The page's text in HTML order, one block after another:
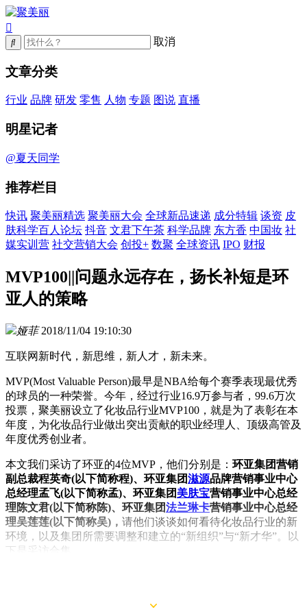
取消
文章分类
行业 品牌 研发 零售 人物 专题 图说 直播
明星记者
@夏天同学
推荐栏目
快讯 聚美丽精选 聚美丽大会 全球新品速递 成分特辑 谈资 皮
肤科学百人论坛 抖音 文君下午茶 科学品牌 东方香 中国妆 社
媒实训营 社交营销大会 创投+ 数聚 全球资讯 IPO 财报
MVP100||问题永远存在，扬长补短是环
亚人的策略
娅菲 2018/11/04 19:10:30
互联网新时代，新思维，新人才，新未来。
MVP(Most Valuable Person)最早是NBA给每个赛季表现最优秀
的球员的一种荣誉。今年，经过行业16.9万参与者，99.6万次
投票，聚美丽设立了化妆品行业MVP100，就是为了表彰在本
年度，为化妆品行业做出突出贡献的职业经理人、顶级高管及
年度优秀创业者。
本文我们采访了环亚的4位MVP，他们分别是： 环亚集团营销
副总裁程英奇(以下简称程)、环亚集团滋源品牌营销事业中心
总经理孟飞(以下简称孟)、环亚集团 美肤宝营销事业中心总经
理陈文君(以下简称陈)、环亚集团法兰琳卡营销事业中心总经
理吴莲莲(以下简称吴)， 请他们谈谈如何看待化妆品行业的新
环境，以及集团所需要调整和建立的“新组织”与“新才华”。以
下是采访合集。